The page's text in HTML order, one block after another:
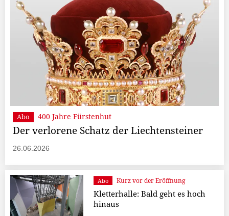
Abo 400 Jahre Fürstenhut
Der verlorene Schatz der Liechtensteiner
26.06.2026
Abo Kurz vor der Eröffnung
Kletterhalle: Bald geht es hoch
hinaus